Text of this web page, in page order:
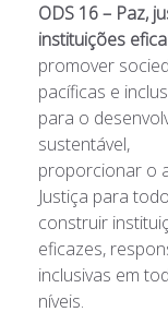
ODS 16 – Paz,
instituições
promover
pacíficas e
para o
sustentável,
proporcionar o
Justiça para
construir
eficazes,
inclusivas em
níveis.